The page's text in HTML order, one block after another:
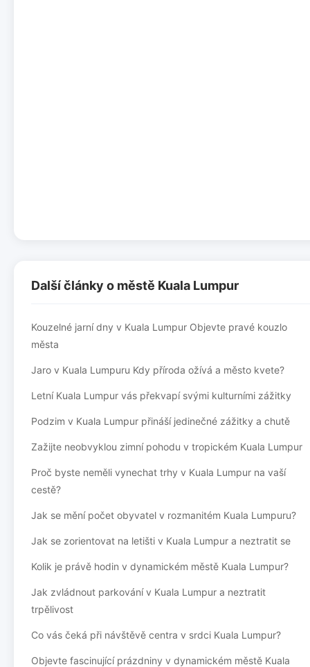
Další články o městě Kuala Lumpur
Kouzelné jarní dny v Kuala Lumpur Objevte pravé kouzlo
města
Jaro v Kuala Lumpuru Kdy příroda ožívá a město kvete?
Letní Kuala Lumpur vás překvapí svými kulturními zážitky
Podzim v Kuala Lumpur přináší jedinečné zážitky a chutě
Zažijte neobvyklou zimní pohodu v tropickém Kuala Lumpur
Proč byste neměli vynechat trhy v Kuala Lumpur na vaší
cestě?
Jak se mění počet obyvatel v rozmanitém Kuala Lumpuru?
Jak se zorientovat na letišti v Kuala Lumpur a neztratit se
Kolik je právě hodin v dynamickém městě Kuala Lumpur?
Jak zvládnout parkování v Kuala Lumpur a neztratit
trpělivost
Co vás čeká při návštěvě centra v srdci Kuala Lumpur?
Objevte fascinující prázdniny v dynamickém městě Kuala